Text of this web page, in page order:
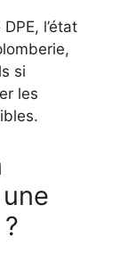
l’état
si
les